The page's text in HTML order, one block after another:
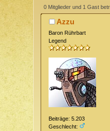
0 Mitglieder und 1 Gast
Azzu
Baron Rührbart
Legend
Beiträge: 5.203
Geschlecht: